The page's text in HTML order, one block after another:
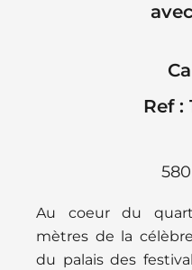
Ref :
Au coeur du
mètres de la
du palais des